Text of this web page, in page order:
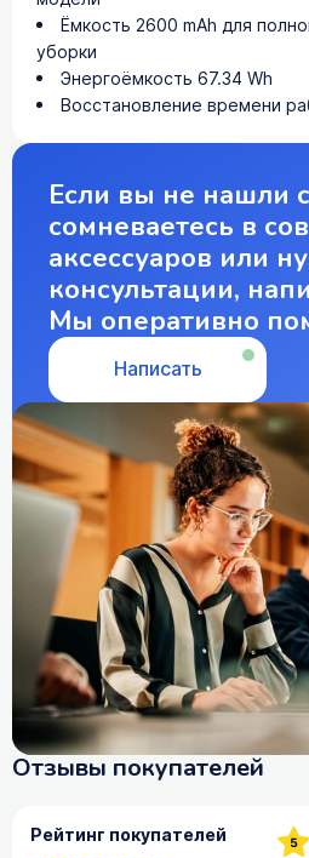
Ёмкость 2600 mAh для
уборки
Энергоёмкость 67.34 Wh
Восстановление времени
Если вы не нашли
сомневаетесь в
аксессуаров или
консультации,
Мы оперативно
Написать
Отзывы покупателей
Рейтинг покупателей